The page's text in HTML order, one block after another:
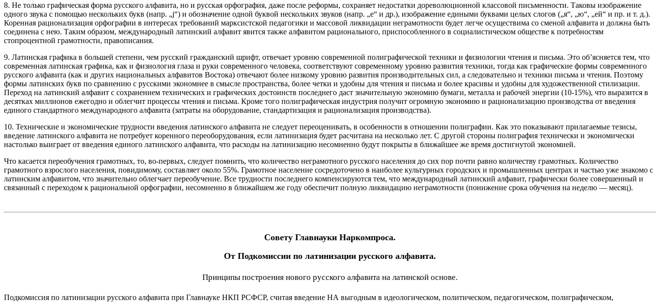
8. Не только графическая форма русского алфавита, но и русская орфография, даже после реформы, сохраняет недостатки дореволюционной классовой письменности. Таковы изображение
одного звука с помощью нескольких букв (напр. „j“) и обозначение одной буквой нескольких звуков (напр. „е“ и др.), изображение едиными буквами целых слогов („я“, „ю“, „ей“ и пр. и т. д.).
Коренная рационализация орфографии в интересах требований марксистской педагогики и массовой ликвидации неграмотности будет легче осуществима со сменой алфавита и должна быть
соединена с нею. Таким образом, международный латинский алфавит явится также алфавитом рационального, приспособленного в социалистическом обществе к потребностям
стопроцентной грамотности, правописания.
9. Латинская графика в большей степени, чем русский гражданский шрифт, отвечает уровню современной полиграфической техники и физиологии чтения и письма. Это об’ясняется тем, что
современная латинская графика, как и физиология глаза и руки современного человека, соответствуют современному уровню развития техники, тогда как графические формы современного
русского алфавита (как и других национальных алфавитов Востока) отвечают более низкому уровню развития производительных сил, а следовательно и техники письма и чтения. Поэтому
формы латинских букв по сравнению с русскими экономнее в смысле пространства, более четки и удобны для чтения и письма и более красивы и удобны для художественной стилизации.
Переход на латинский алфавит с сохранением технических и графических достоинств последнего даст значительную экономию бумаги, металла и рабочей энергии (10-15%), что выразится в
десятках миллионов ежегодно и облегчит процессы чтения и письма. Кроме того полиграфическая индустрия получит огромную экономию и рационализацию производства от введения
единого стандартного международного алфавита (затраты на оборудование, стандартизация и рационализация производства).
10. Технические и экономические трудности введения латинского алфавита не следует переоценивать, в особенности в отношении полиграфии. Как это показывают прилагаемые тезисы,
введение латинского алфавита не потребует коренного переоборудования, если латинизация будет расчитана на несколько лет. С другой стороны полиграфия технически и экономически
настолько выиграет от введения единого латинского алфавита, что расходы на латинизацию несомненно будут покрыты в ближайшее же время достигнутой экономией.
Что касается переобучения грамотных, то, во-первых, следует помнить, что количество неграмотного русского населения до сих пор почти равно количеству грамотных. Количество
грамотного взрослого населения, повидимому, составляет около 55%. Грамотное население сосредоточено в наиболее культурных городских и промышленных центрах и частью уже знакомо с
латинским алфавитом, что значительно облегчает переобучение. Все трудности последнего компенсируются тем, что международный латинский алфавит, графически более совершенный и
связанный с переходом к рациональной орфографии, несомненно в ближайшем же году обеспечит полную ликвидацию неграмотности (понижение срока обучения на неделю — месяц).
Совету Главнауки Наркомпроса.
От Подкомиссии по латинизации русского алфавита.
Принципы построения нового русского алфавита на латинской основе.
Подкомиссия по латинизации русского алфавита при Главнауке НКП РСФСР, считая введение НА выгодным в идеологическом, политическом, педагогическом, полиграфическом,